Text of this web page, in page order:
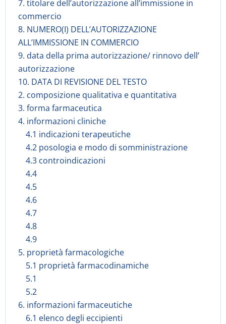
7. titolare dell’autorizzazione all’immissione in
commercio
8. NUMERO(I) DELL’AUTORIZZAZIONE
ALL’IMMISSIONE IN COMMERCIO
9. data della prima autorizzazione/ rinnovo dell’
autorizzazione
10. DATA DI REVISIONE DEL TESTO
2. composizione qualitativa e quantitativa
3. forma farmaceutica
4. informazioni cliniche
4.1 indicazioni terapeutiche
4.2 posologia e modo di somministrazione
4.3 controindicazioni
4.4
4.5
4.6
4.7
4.8
4.9
5. proprietà farmacologiche
5.1 proprietà farmacodinamiche
5.1
5.2
6. informazioni farmaceutiche
6.1 elenco degli eccipienti